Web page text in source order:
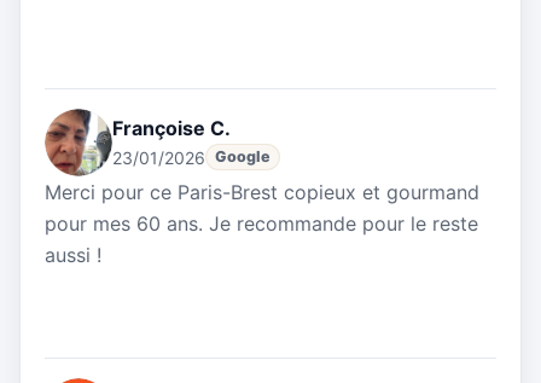
Françoise C.
23/01/2026 Google
Merci pour ce Paris-Brest copieux et gourmand
pour mes 60 ans. Je recommande pour le reste
aussi !